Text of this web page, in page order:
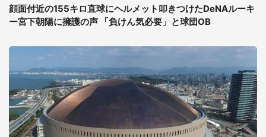
顔面付近の155キロ直球にヘルメット叩きつけたDeNAルーキ
ー宮下朝陽に擁護の声 「負けん気必要」と球団OB